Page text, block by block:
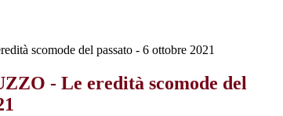
scomode del passato - 6 ottobre 2021
- Le eredità scomode del